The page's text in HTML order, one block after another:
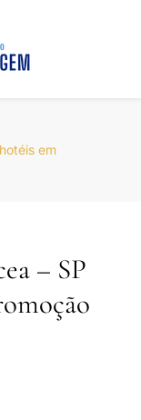
em
– SP